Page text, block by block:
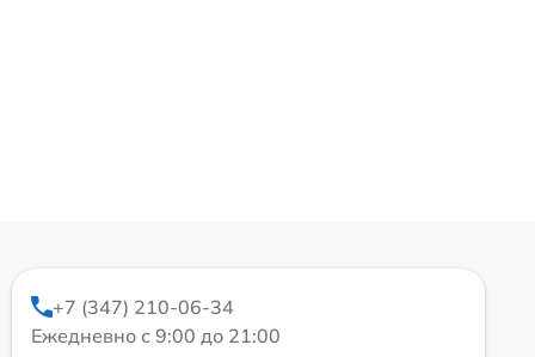
+7 (347) 210-06-34
Ежедневно с 9:00 до 21:00